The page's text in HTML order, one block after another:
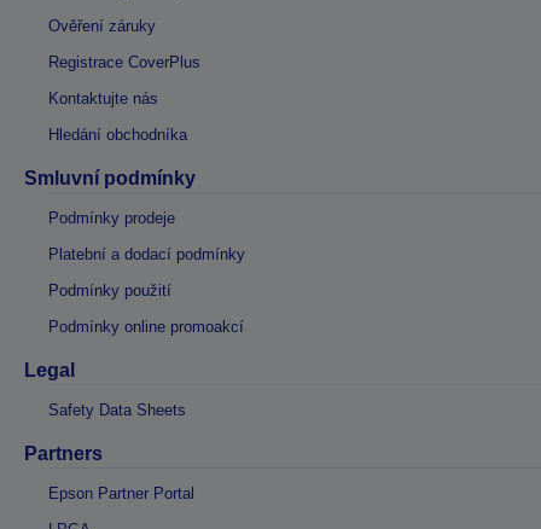
Ověření záruky
Registrace CoverPlus
Kontaktujte nás
Hledání obchodníka
Smluvní podmínky
Podmínky prodeje
Platební a dodací podmínky
Podmínky použití
Podmínky online promoakcí
Legal
Safety Data Sheets
Partners
Epson Partner Portal